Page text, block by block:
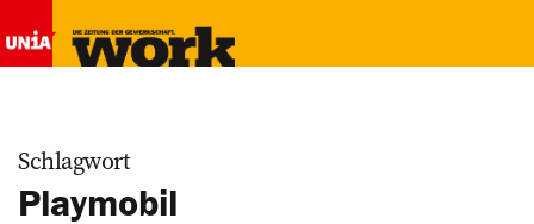
Schlagwort
Playmobil